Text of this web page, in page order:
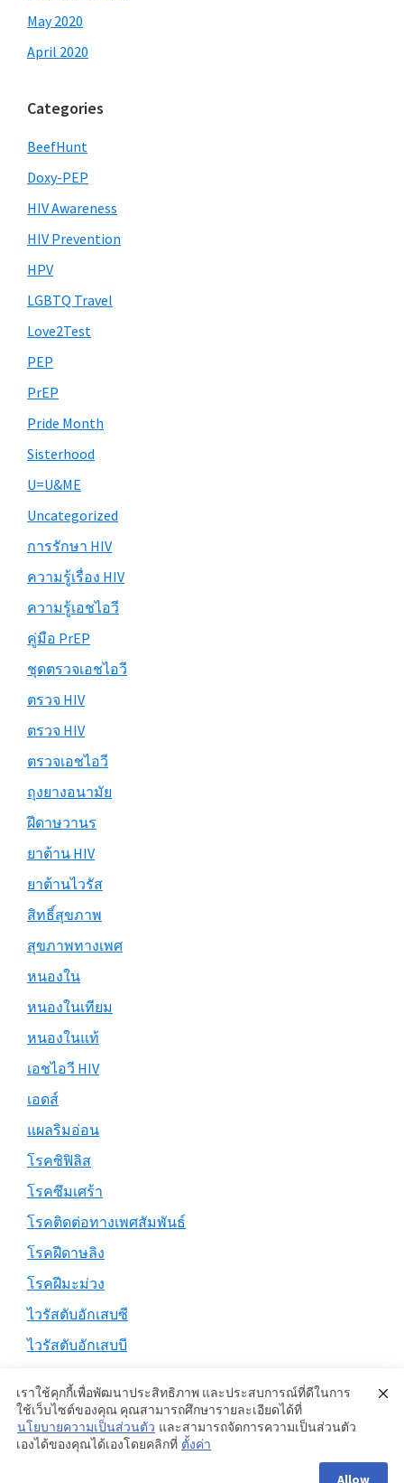
May 2020
April 2020
Categories
BeefHunt
Doxy-PEP
HIV Awareness
HIV Prevention
HPV
LGBTQ Travel
Love2Test
PEP
PrEP
Pride Month
Sisterhood
U=U&ME
Uncategorized
การรักษา HIV
ความรู้เรื่อง HIV
ความรู้เอชไอวี
คู่มือ PrEP
ชุดตรวจเอชไอวี
ตรวจ HIV
ตรวจ HIV
ตรวจเอชไอวี
ถุงยางอนามัย
ฝีดาษวานร
ยาต้าน HIV
ยาต้านไวรัส
สิทธิ์สุขภาพ
สุขภาพทางเพศ
หนองใน
หนองในเทียม
หนองในแท้
เอชไอวี HIV
เอดส์
แผลริมอ่อน
โรคซิฟิลิส
โรคซึมเศร้า
โรคติดต่อทางเพศสัมพันธ์
โรคฝีดาษลิง
โรคฝีมะม่วง
ไวรัสตับอักเสบซี
ไวรัสตับอักเสบบี
Copyright © 2026 ·Genesis SampleonGenesis Framework
WordPress
เราใช้คุกกี้เพื่อพัฒนาประสิทธิภาพ และประสบการณ์ที่ดีในการ
ใช้เว็บไซต์ของคุณ คุณสามารถศึกษารายละเอียดได้ที่
นโยบายความเป็นส่วนตัว และสามารถจัดการความเป็นส่วนตัว
เองได้ของคุณได้เองโดยคลิกที่ ตั้งค่า
Allow